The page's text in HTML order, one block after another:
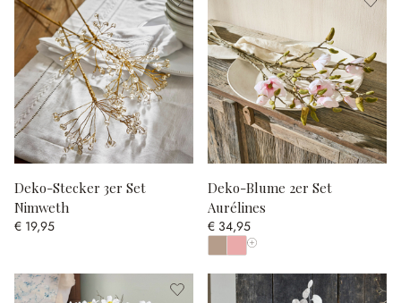
Deko-Stecker 3er Set
Nimweth
€ 19,95
Deko-Blume 2er Set
Aurélines
€ 34,95
Alle Farben anzeigen